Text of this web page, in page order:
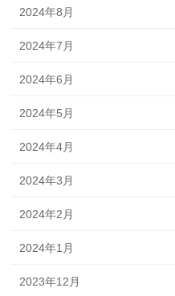
2024年8月
2024年7月
2024年6月
2024年5月
2024年4月
2024年3月
2024年2月
2024年1月
2023年12月